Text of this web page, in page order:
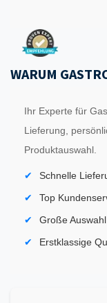
WARUM
Ihr Experte für
Lieferung,
Produktauswahl.
Schnelle
Top
Große
Erstklassige